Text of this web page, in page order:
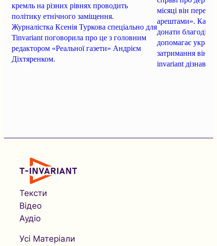
кремль на різних рівнях проводить
політику етнічного заміщення.
Журналістка Ксенія Туркова спеціально для
Tinvariant поговорила про це з головним
редактором «Реальної газети» Андрієм
Діхтяренком.
місяці він
арештами». Кацу
донати
допомагає
затримання він
invariant дізнався
Тексти
Відео
Аудіо
Усі Матеріали